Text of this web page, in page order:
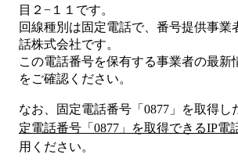
目２−１１ です。
回線種別は固定電話で、番号提供事業
話株式会社です。
この電話番号を保有する事業者の最新
をご確認ください。
なお、固定電話番号「 0877 」を取得し
定電話番号「 0877 」を取得できるIP電
用ください。